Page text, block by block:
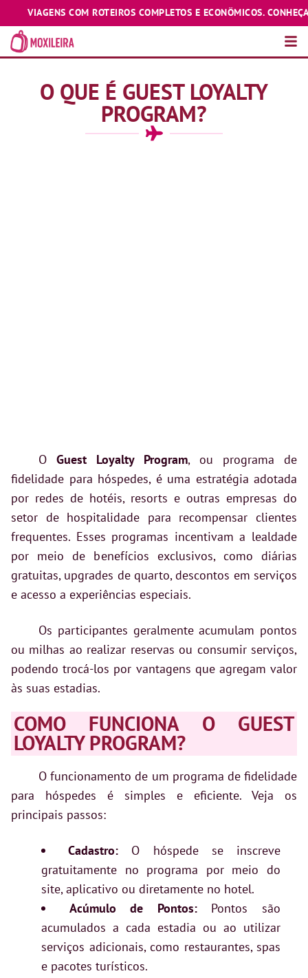
VIAGENS COM ROTEIROS COMPLETOS E ECONÔMICOS. CONHEÇA E
O QUE É GUEST LOYALTY
PROGRAM?
O Guest Loyalty Program, ou programa de
fidelidade para hóspedes, é uma estratégia adotada
por redes de hotéis, resorts e outras empresas do
setor de hospitalidade para recompensar clientes
frequentes. Esses programas incentivam a lealdade
por meio de benefícios exclusivos, como diárias
gratuitas, upgrades de quarto, descontos em serviços
e acesso a experiências especiais.
Os participantes geralmente acumulam pontos
ou milhas ao realizar reservas ou consumir serviços,
podendo trocá-los por vantagens que agregam valor
às suas estadias.
COMO FUNCIONA O GUEST
LOYALTY PROGRAM?
O funcionamento de um programa de fidelidade
para hóspedes é simples e eficiente. Veja os
principais passos:
Cadastro: O hóspede se inscreve
gratuitamente no programa por meio do
site, aplicativo ou diretamente no hotel.
Acúmulo de Pontos:Pontos são
acumulados a cada estadia ou ao utilizar
serviços adicionais, como restaurantes, spas
e pacotes turísticos.